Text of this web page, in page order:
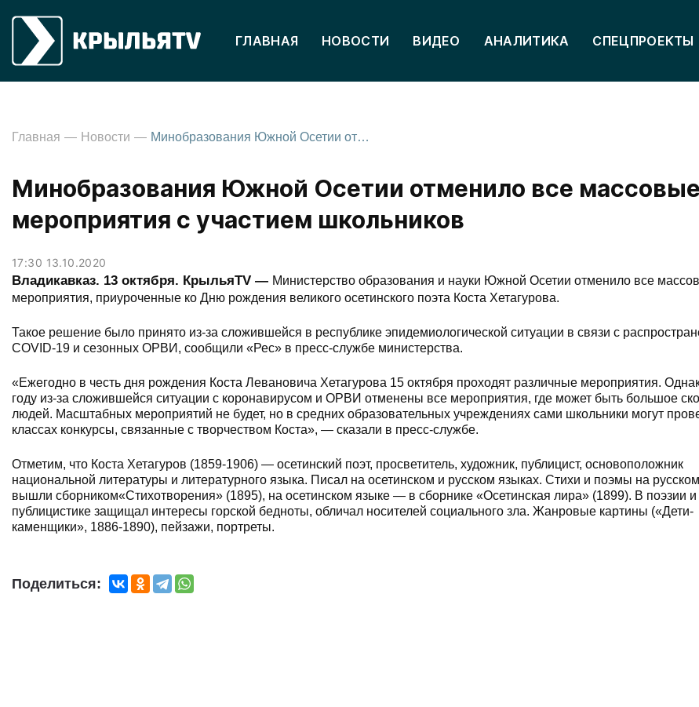
ГЛАВНАЯ НОВОСТИ ВИДЕО АНАЛИТИКА СПЕЦПРОЕКТЫ
Главная Новости Минобразования Южной Осетии отменило все массовые мероприятия с участием школьников
Минобразования Южной Осетии отменило все массовые
мероприятия с участием школьников
17:30 13.10.2020
Владикавказ. 13 октября. КрыльяТV — Министерство образования и науки Южной Осетии отменило все
мероприятия, приуроченные ко Дню рождения великого осетинского поэта Коста Хетагурова.
Такое решение было принято из-за сложившейся в республике эпидемиологической ситуации в связи с
COVID-19 и сезонных ОРВИ, сообщили «Рес» в пресс-службе министерства.
«Ежегодно в честь дня рождения Коста Левановича Хетагурова 15 октября проходят различные мероприятия.
году из-за сложившейся ситуации с коронавирусом и ОРВИ отменены все мероприятия, где может быть большое
людей. Масштабных мероприятий не будет, но в средних образовательных учреждениях сами школьники могут
классах конкурсы, связанные с творчеством Коста», — сказали в пресс-службе.
Отметим, что Коста Хетагуров (1859-1906) — осетинский поэт, просветитель, художник, публицист, основоположник
национальной литературы и литературного языка. Писал на осетинском и русском языках. Стихи и поэмы на
вышли сборником«Стихотворения» (1895), на осетинском языке — в сборнике «Осетинская лира» (1899). В поэзии и
публицистике защищал интересы горской бедноты, обличал носителей социального зла. Жанровые картины («Дети-
каменщики», 1886-1890), пейзажи, портреты.
Поделиться: